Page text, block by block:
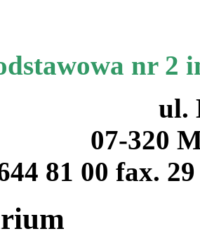
nr
ul.
07-320
81 00 fax.